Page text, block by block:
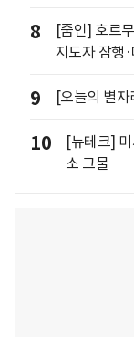
8
[줌인] 호르
지도자 잠행
9 [오늘의 별
10
[뉴테크]
소 그물